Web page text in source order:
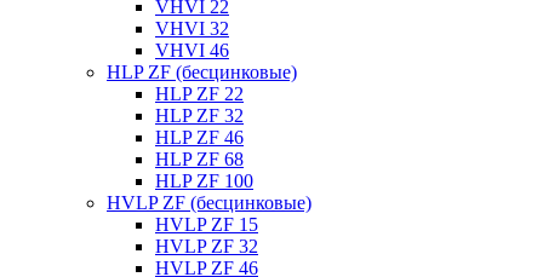
VHVI 22
VHVI 32
VHVI 46
HLP ZF (бесцинковые)
HLP ZF 22
HLP ZF 32
HLP ZF 46
HLP ZF 68
HLP ZF 100
HVLP ZF (бесцинковые)
HVLP ZF 15
HVLP ZF 32
HVLP ZF 46